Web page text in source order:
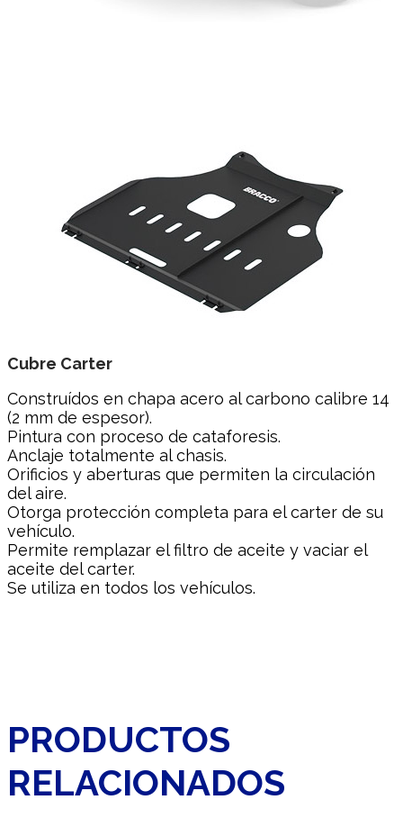
Cubre Carter
Construídos en chapa acero al carbono calibre 14
(2 mm de espesor).
Pintura con proceso de cataforesis.
Anclaje totalmente al chasis.
Orificios y aberturas que permiten la circulación
del aire.
Otorga protección completa para el carter de su
vehículo.
Permite remplazar el filtro de aceite y vaciar el
aceite del carter.
Se utiliza en todos los vehículos.
PRODUCTOS
RELACIONADOS